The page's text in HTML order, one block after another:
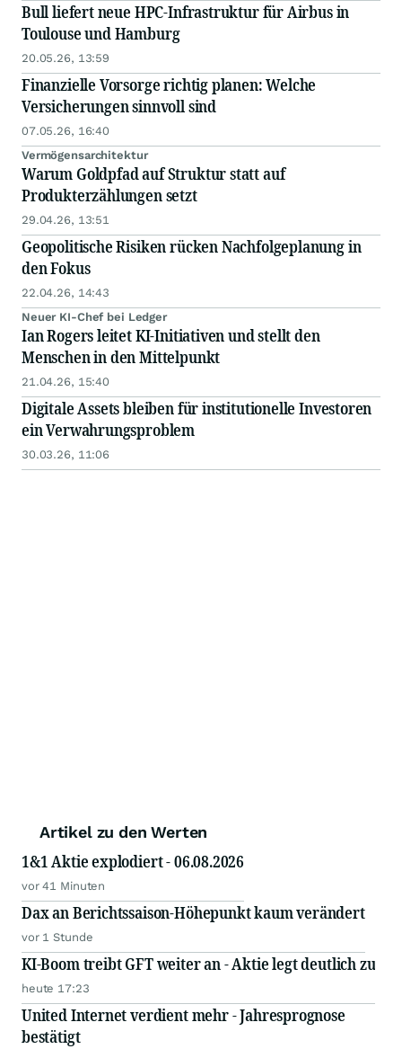
Bull liefert neue HPC-Infrastruktur für Airbus in
Toulouse und Hamburg
20.05.26, 13:59
Finanzielle Vorsorge richtig planen: Welche
Versicherungen sinnvoll sind
07.05.26, 16:40
Vermögensarchitektur
Warum Goldpfad auf Struktur statt auf
Produkterzählungen setzt
29.04.26, 13:51
Geopolitische Risiken rücken Nachfolgeplanung in
den Fokus
22.04.26, 14:43
Neuer KI-Chef bei Ledger
Ian Rogers leitet KI-Initiativen und stellt den
Menschen in den Mittelpunkt
21.04.26, 15:40
Digitale Assets bleiben für institutionelle Investoren
ein Verwahrungsproblem
30.03.26, 11:06
Artikel zu den Werten
1&1 Aktie explodiert - 06.08.2026
vor 41 Minuten
Dax an Berichtssaison-Höhepunkt kaum verändert
vor 1 Stunde
KI-Boom treibt GFT weiter an - Aktie legt deutlich zu
heute 17:23
United Internet verdient mehr - Jahresprognose
bestätigt